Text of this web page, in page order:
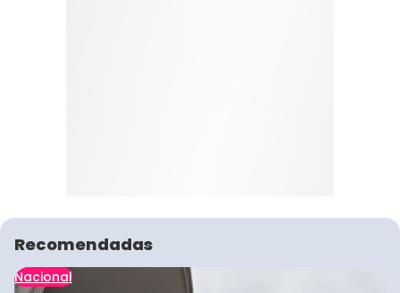
Recomendadas
Nacional